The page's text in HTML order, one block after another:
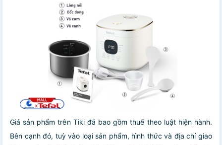
Giá sản phẩm trên Tiki đã bao gồm thuế theo luật hiện hành.
Bên cạnh đó, tuỳ vào loại sản phẩm, hình thức và địa chỉ giao